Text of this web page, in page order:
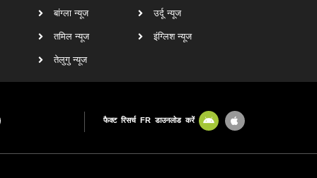
बांग्ला न्यूज
तमिल न्यूज
तेलुगु न्यूज
उर्दू न्यूज
इंग्लिश न्यूज
फैक्ट रिसर्च FR डाउनलोड करें